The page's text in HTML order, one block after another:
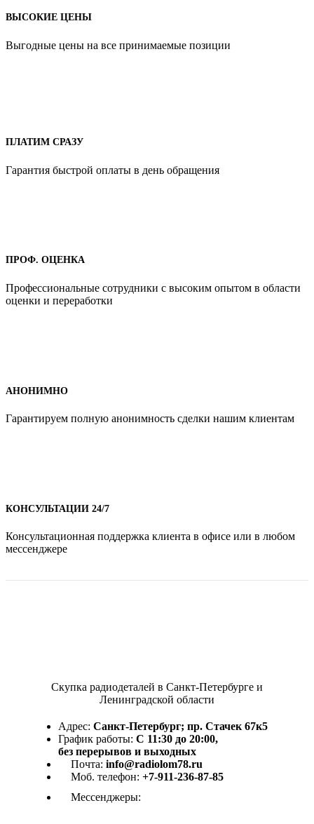
ВЫСОКИЕ ЦЕНЫ
Выгодные цены на все принимаемые позиции
ПЛАТИМ СРАЗУ
Гарантия быстрой оплаты в день обращения
ПРОФ. ОЦЕНКА
Профессиональные сотрудники с высоким опытом в области
оценки и переработки
АНОНИМНО
Гарантируем полную анонимность сделки нашим клиентам
КОНСУЛЬТАЦИИ 24/7
Консультационная поддержка клиента в офисе или в любом
мессенджере
Скупка радиодеталей в Санкт-Петербурге и
Ленинградской области
Адрес: Санкт-Петербург; пр. Стачек 67к5
График работы: С 11:30 до 20:00,
без перерывов и выходных
Почта: info@radiolom78.ru
Моб. телефон: +7-911-236-87-85
Мессенджеры: